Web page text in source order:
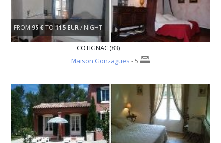
FROM 95 €TO115 EUR/ NIGHT
COTIGNAC (83)
Maison Gonzagues - 5